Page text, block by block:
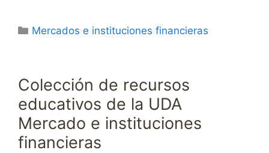
Categorías
Mercados e instituciones financieras
Colección de recursos
educativos de la UDA
Mercado e instituciones
financieras